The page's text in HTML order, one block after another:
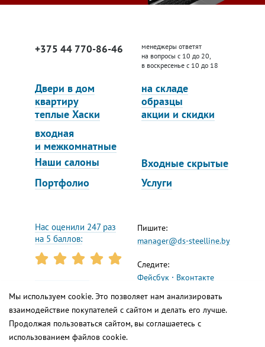
Терра Т
Двери в дом
квартиру
теплые Хаски
на складе
образцы
акции и скидки
входная
и межкомнатные
+375 44 770-86-46
менеджеры ответят
на вопросы с 10 до 20,
в воскресенье с 10 до 18
Наши салоны
Входные скрытые
Портфолио
Услуги
Нас оценили 247 раз
на 5 баллов:
Пишите:
manager@ds-steelline.by
Следите:
Фейсбук
Вконтакте
Мы используем cookie. Это позволяет нам анализировать
взаимодействие покупателей с сайтом и делать его лучше.
Продолжая пользоваться сайтом, вы соглашаетесь с
использованием файлов cookie.